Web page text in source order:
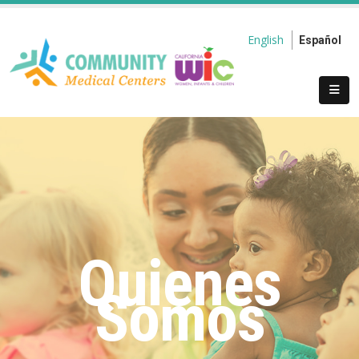
English Español
Quienes
Somos